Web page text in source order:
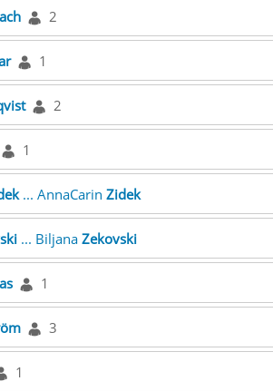
2
1
2
1
... AnnaCarin Zidek
... Biljana Zekovski
1
3
1